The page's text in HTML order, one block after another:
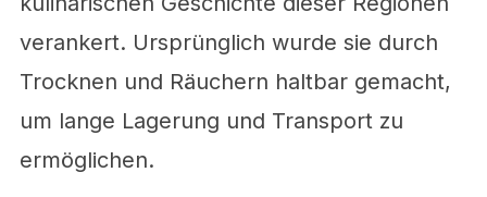
verankert. Ursprünglich wurde sie durch
Trocknen und Räuchern haltbar gemacht,
um lange Lagerung und Transport zu
ermöglichen.